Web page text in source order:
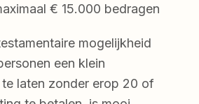
€ 15.000 bedragen
mogelijkheid
een klein
te laten zonder erop 20 of